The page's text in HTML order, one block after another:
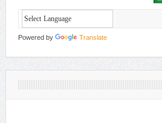
Powered by Translate